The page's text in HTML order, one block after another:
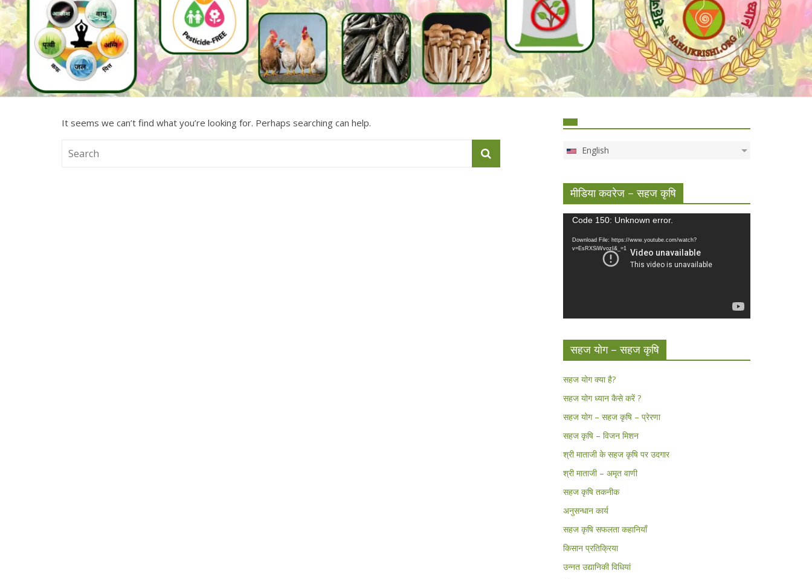
It seems we can’t find what you’re looking for. Perhaps searching can help.
English
मीडिया कवरेज – सहज कृषि
Video
Code 150: Unknown error.
Download File: https://www.youtube.com/watch?
v=EsRXSiWvozI&_=1
सहज योग – सहज कृषि
सहज योग क्या है?
सहज योग ध्यान कैसे करें ?
सहज योग – सहज कृषि – प्रेरणा
सहज कृषि – विजन मिशन
श्री माताजी के सहज कृषि पर उदगार
श्री माताजी – अमृत वाणी
सहज कृषि तकनीक
अनुसन्धान कार्य
सहज कृषि सफलता कहानियाँ
किसान प्रतिक्रिया
उन्नत उद्यानिकी विधियां